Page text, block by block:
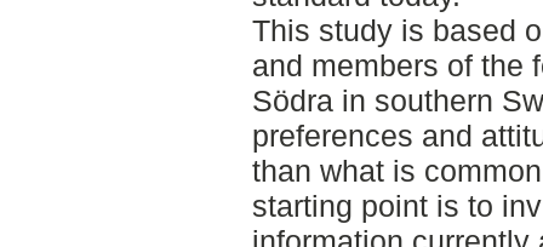
This study is based
and members of the
Södra in southern
preferences and
than what is
starting point is to